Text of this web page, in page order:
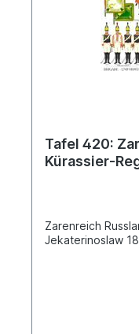
Tafel 420: Zarenreich Russland:
Kürassier-
Zarenreich Russland: Kürassier-